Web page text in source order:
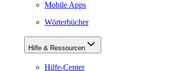
Mobile Apps
Wörterbücher
Hilfe & Ressourcen
Hilfe-Center